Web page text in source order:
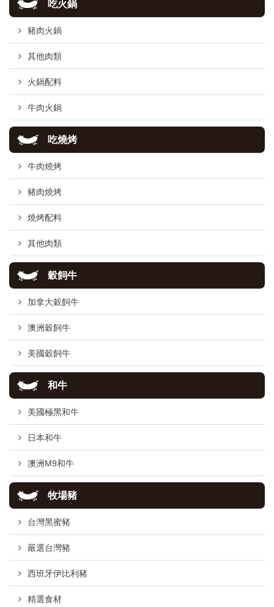
吃火鍋
豬肉火鍋
其他肉類
火鍋配料
牛肉火鍋
吃燒烤
牛肉燒烤
豬肉燒烤
燒烤配料
其他肉類
穀飼牛
加拿大穀飼牛
澳洲穀飼牛
美國穀飼牛
和牛
美國極黑和牛
日本和牛
澳洲M9和牛
牧場豬
台灣黑蜜豬
嚴選台灣豬
西班牙伊比利豬
精選食材